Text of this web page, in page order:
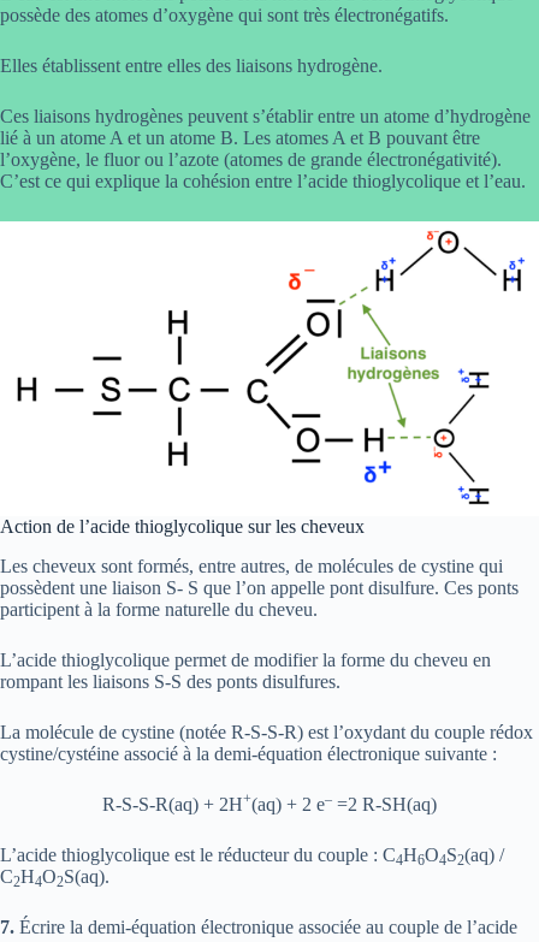
possède des atomes d’oxygène qui sont très électronégatifs.
Elles établissent entre elles des liaisons hydrogène.
Ces liaisons hydrogènes peuvent s’établir entre un atome d’hydrogène
lié à un atome A et un atome B. Les atomes A et B pouvant être
l’oxygène, le fluor ou l’azote (atomes de grande électronégativité).
C’est ce qui explique la cohésion entre l’acide thioglycolique et l’eau.
Action de l’acide thioglycolique sur les cheveux
Les cheveux sont formés, entre autres, de molécules de cystine qui
possèdent une liaison S- S que l’on appelle pont disulfure. Ces ponts
participent à la forme naturelle du cheveu.
L’acide thioglycolique permet de modifier la forme du cheveu en
rompant les liaisons S-S des ponts disulfures.
La molécule de cystine (notée R-S-S-R) est l’oxydant du couple rédox
cystine/cystéine associé à la demi-équation électronique suivante :
R-S-S-R(aq) + 2H+(aq) + 2 e– =2 R-SH(aq)
L’acide thioglycolique est le réducteur du couple : C4H6O4S2(aq) /
C2H4O2S(aq).
7. Écrire la demi-équation électronique associée au couple de l’acide